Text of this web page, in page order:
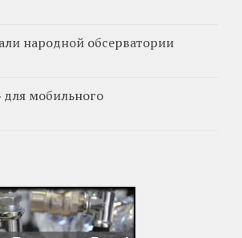
народной обсерватории
для мобильного